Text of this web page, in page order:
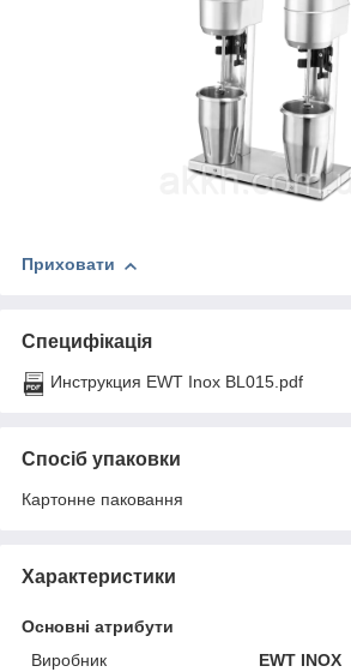
Приховати
Специфікація
Инструкция EWT Inox BL015.pdf
Спосіб упаковки
Картонне паковання
Характеристики
Основні атрибути
Виробник
EWT INOX